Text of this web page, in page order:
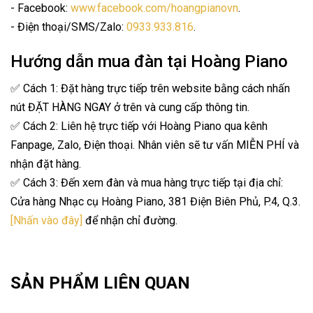
- Facebook: www.facebook.com/hoangpianovn.
- Điện thoại/SMS/Zalo: 0933.933.816.
Hướng dẫn mua đàn tại Hoàng Piano
✅ Cách 1: Đặt hàng trực tiếp trên website bằng cách nhấn
nút ĐẶT HÀNG NGAY ở trên và cung cấp thông tin.
✅ Cách 2: Liên hệ trực tiếp với Hoàng Piano qua kênh
Fanpage, Zalo, Điện thoại. Nhân viên sẽ tư vấn MIỄN PHÍ và
nhận đặt hàng.
✅ Cách 3: Đến xem đàn và mua hàng trực tiếp tại địa chỉ:
Cửa hàng Nhạc cụ Hoàng Piano, 381 Điện Biên Phủ, P.4, Q.3.
[Nhấn vào đây] để nhận chỉ đường.
SẢN PHẨM LIÊN QUAN